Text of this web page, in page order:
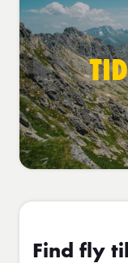
Find fly